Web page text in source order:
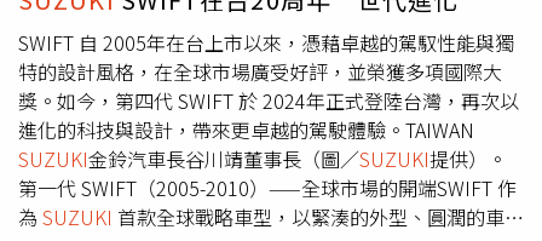
MICHELIN米其林防爆高效隔熱紙，本活動贈送左、右、後
側玻璃及前檔風玻璃上緣，不得將本活動不適用租賃、營
業、政府機關及專案批/標購之車輛並不得將內容折現、替
換為其他物品或任何其他費用，或將優惠內容移轉予他人。
TAIWANSUZUKI保留變更活動內容及最終解釋之權利，詳
情請洽各大經銷商及官網
尊寵體驗。Kia進口極致休旅The Sportage、全功能豪華休
旅The newCarnival雙雙熱銷入榜Kia旗下進口極致休旅The
Sportage於3月以380台領牌數，榮登非豪華進口休旅銷售
亞軍(註2)。The Sportage以「前端設計State of theArt」、
「創新科技Techno」、「細膩質感Premiumness &
Sophisticated」三大DNA展現優異的產品力，搭載多項豪
華配備，包含雙前座多向電動可調式座椅、通風/加熱座
椅，並提供Qi手機無線充電功能(註4)，讓前瞻車主享受極
法忍受診所內的藥品氣味與噪音，因此進行了短暫的適應測
試，結果發現Flora毫無不適，並且孩子們在牠的陪伴下露
出了笑容。隨後又有更多狗狗加入，形成現在的治療犬團
隊。這些狗狗不僅能安撫害怕治療的孩子，甚至能察覺出特
殊需求兒童，主動給予陪伴。鈴木醫生還提到，有些成年患
者過去因害怕看牙而不曾接受治療，但在Palette牙科診
所，終於鼓起勇氣，順利完成治療。20年前日本社會仍普遍
認為狗應該養在戶外，因此Palette牙科診所的創新模式曾
SWIFT 自 2005年在台上市以來，憑藉卓越的駕馭性能與獨
特的設計風格，在全球市場廣受好評，並榮獲多項國際大
獎。如今，第四代 SWIFT 於 2024年正式登陸台灣，再次以
進化的科技與設計，帶來更卓越的駕駛體驗。TAIWAN
SUZUKI金鈴汽車長谷川靖董事長（圖／SUZUKI提供）。
第一代 SWIFT（2005-2010）——全球市場的開端SWIFT 作
為 SUZUKI 首款全球戰略車型，以緊湊的外型、圓潤的車身